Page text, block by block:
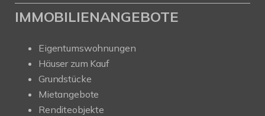
IMMOBILIENANGEBOTE
Eigentumswohnungen
Häuser zum Kauf
Grundstücke
Mietangebote
Renditeobjekte